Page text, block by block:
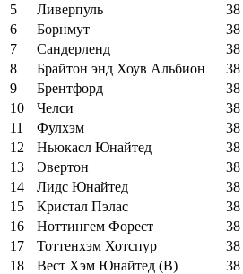
5
Ливерпуль 38
6
Борнмут 38
7
Сандерленд 38
8
Брайтон энд Хоув Альбион 38
9
Брентфорд 38
10
Челси 38
11
Фулхэм 38
12
Ньюкасл Юнайтед 38
13
Эвертон 38
14
Лидс Юнайтед 38
15
Кристал Пэлас 38
16
Ноттингем Форест 38
17
Тоттенхэм Хотспур 38
18
Вест Хэм Юнайтед (В) 38